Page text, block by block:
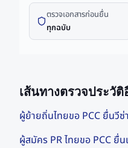
ตรวจเอกสารก่อนยื่น
ทุกฉบับ
เส้นทางตรวจประวัติ
ผู้ย้ายถิ่นไทยขอ PCC ยื่นวีซ่
ผู้สมัคร PR ไทยขอ PCC ยื่